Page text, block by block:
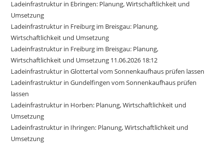
Ladeinfrastruktur in Ebringen: Planung, Wirtschaftlichkeit und
Umsetzung
Ladeinfrastruktur in Freiburg im Breisgau: Planung,
Wirtschaftlichkeit und Umsetzung
Ladeinfrastruktur in Freiburg im Breisgau: Planung,
Wirtschaftlichkeit und Umsetzung 11.06.2026 18:12
Ladeinfrastruktur in Glottertal vom Sonnenkaufhaus prüfen lassen
Ladeinfrastruktur in Gundelfingen vom Sonnenkaufhaus prüfen
lassen
Ladeinfrastruktur in Horben: Planung, Wirtschaftlichkeit und
Umsetzung
Ladeinfrastruktur in Ihringen: Planung, Wirtschaftlichkeit und
Umsetzung